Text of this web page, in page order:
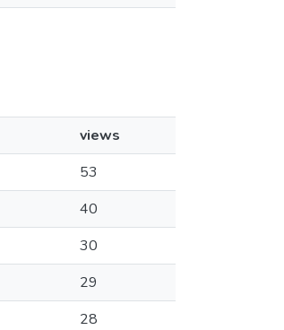
views
53
40
30
29
28